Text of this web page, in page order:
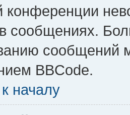
конференции
сообщениях.
сообщений
BBCode.
началу